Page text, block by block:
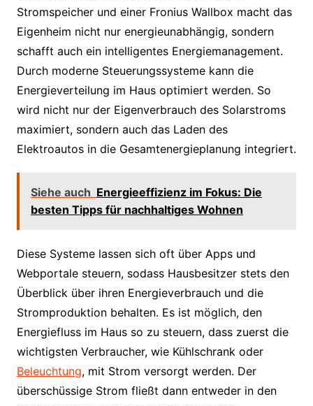
Stromspeicher und einer Fronius Wallbox macht das
Eigenheim nicht nur energieunabhängig, sondern
schafft auch ein intelligentes Energiemanagement.
Durch moderne Steuerungssysteme kann die
Energieverteilung im Haus optimiert werden. So
wird nicht nur der Eigenverbrauch des Solarstroms
maximiert, sondern auch das Laden des
Elektroautos in die Gesamtenergieplanung integriert.
Siehe auch Energieeffizienz im Fokus: Die
besten Tipps für nachhaltiges Wohnen
Diese Systeme lassen sich oft über Apps und
Webportale steuern, sodass Hausbesitzer stets den
Überblick über ihren Energieverbrauch und die
Stromproduktion behalten. Es ist möglich, den
Energiefluss im Haus so zu steuern, dass zuerst die
wichtigsten Verbraucher, wie Kühlschrank oder
Beleuchtung, mit Strom versorgt werden. Der
überschüssige Strom fließt dann entweder in den